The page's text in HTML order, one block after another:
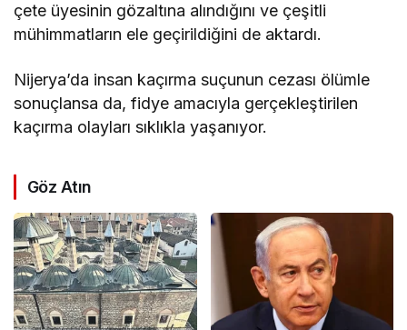
çete üyesinin gözaltına alındığını ve çeşitli
mühimmatların ele geçirildiğini de aktardı.
Nijerya’da insan kaçırma suçunun cezası ölümle
sonuçlansa da, fidye amacıyla gerçekleştirilen
kaçırma olayları sıklıkla yaşanıyor.
Göz Atın